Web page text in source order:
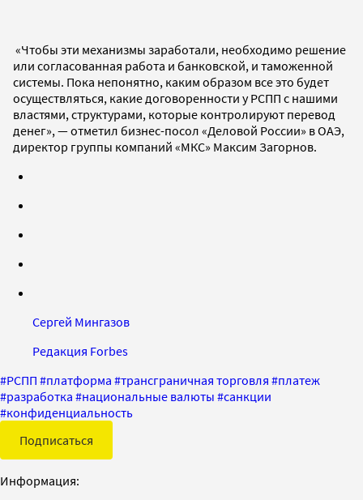
«Чтобы эти механизмы заработали, необходимо решение
или согласованная работа и банковской, и таможенной
системы. Пока непонятно, каким образом все это будет
осуществляться, какие договоренности у РСПП с нашими
властями, структурами, которые контролируют перевод
денег», — отметил бизнес-посол «Деловой России» в ОАЭ,
директор группы компаний «МКС» Максим Загорнов.
Сергей Мингазов
Редакция Forbes
#РСПП #платформа #трансграничная торговля #платеж
#разработка #национальные валюты #санкции
#конфиденциальность
Подписаться
Информация: